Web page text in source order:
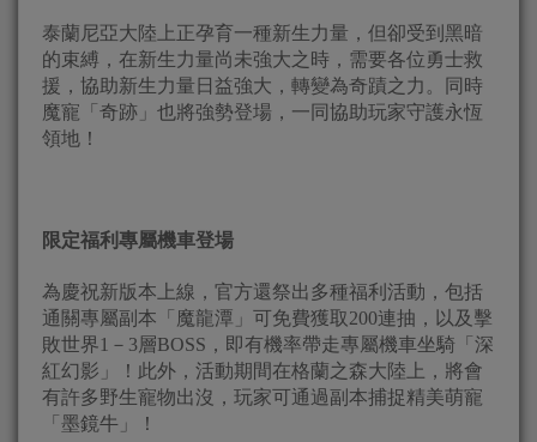
泰蘭尼亞大陸上正孕育一種新生力量，但卻受到黑暗
的束縛，在新生力量尚未強大之時，需要各位勇士救
援，協助新生力量日益強大，轉變為奇蹟之力。同時
魔寵「奇跡」也將強勢登場，一同協助玩家守護永恆
領地！
限定福利專屬機車登場
為慶祝新版本上線，官方還祭出多種福利活動，包括
通關專屬副本「魔龍潭」可免費獲取200連抽，以及擊
敗世界1－3層BOSS，即有機率帶走專屬機車坐騎「深
紅幻影」！此外，活動期間在格蘭之森大陸上，將會
有許多野生寵物出沒，玩家可通過副本捕捉精美萌寵
「墨鏡牛」！